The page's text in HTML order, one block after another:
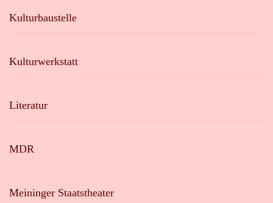
Kulturbaustelle
Kulturwerkstatt
Literatur
MDR
Meininger Staatstheater